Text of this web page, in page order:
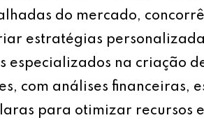
do mercado,
estratégias
especializados na criação
com análises financeiras,
para otimizar recursos e